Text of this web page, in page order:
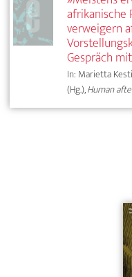
afrikanische
verweigern
Gespräch
In: Marietta
(Hg.),Human